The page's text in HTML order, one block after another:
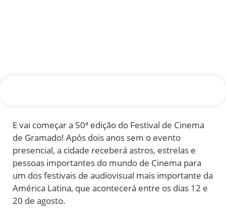
E vai começar a 50ª edição do Festival de Cinema
de Gramado! Após dois anos sem o evento
presencial, a cidade receberá astros, estrelas e
pessoas importantes do mundo de Cinema para
um dos festivais de audiovisual mais importante da
América Latina, que acontecerá entre os dias 12 e
20 de agosto.